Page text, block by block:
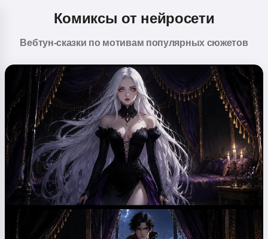
Комиксы от нейросети
Вебтун-сказки по мотивам популярных сюжетов